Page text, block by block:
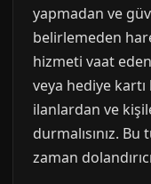
yapmadan ve
belirlemeden
hizmeti vaat
veya hediye
ilanlardan ve
durmalısınız.
zaman